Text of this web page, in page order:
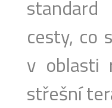
standard
cesty, co
v oblasti
střešní